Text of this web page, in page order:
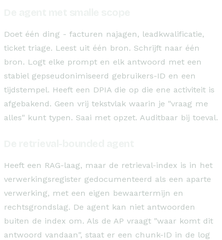
Doet één ding - facturen najagen, leadkwalificatie,
ticket triage. Leest uit één bron. Schrijft naar één
bron. Logt elke prompt en elk antwoord met een
stabiel gepseudonimiseerd gebruikers-ID en een
tijdstempel. Heeft een DPIA die op die ene activiteit is
afgebakend. Geen vrij tekstvlak waarin je "vraag me
alles" kunt typen. Saai met opzet. Auditbaar bij toeval.
Heeft een RAG-laag, maar de retrieval-index is in het
verwerkingsregister gedocumenteerd als een aparte
verwerking, met een eigen bewaartermijn en
rechtsgrondslag. De agent kan niet antwoorden
buiten de index om. Als de AP vraagt "waar komt dit
antwoord vandaan", staat er een chunk-ID in de log